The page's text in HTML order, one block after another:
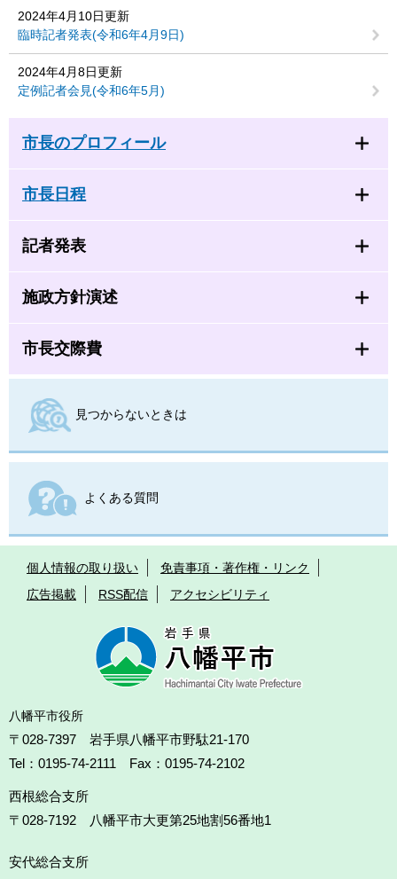
2024年4月10日更新
臨時記者発表(令和6年4月9日)
2024年4月8日更新
定例記者会見(令和6年5月)
市長のプロフィール
市長日程
記者発表
施政方針演述
市長交際費
見つからないときは
よくある質問
個人情報の取り扱い
免責事項・著作権・リンク
広告掲載
RSS配信 アクセシビリティ
八幡平市役所
〒028-7397 岩手県八幡平市野駄21-170
Tel：0195-74-2111 Fax：0195-74-2102
西根総合支所
〒028-7192
八幡平市大更第25地割56番地1
安代総合支所